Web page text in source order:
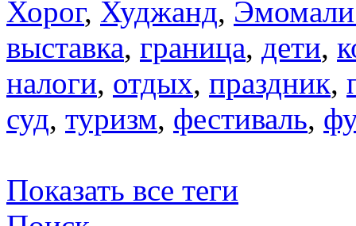
Хорог, Худжанд,
выставка, граница, дети,
налоги, отдых, праздник,
суд, туризм, фестиваль,
Показать все теги